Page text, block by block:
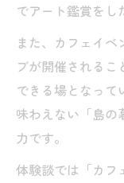
でアート鑑賞をし
また、カフェイ
ブが開催される
できる場となっ
味わえない「島の
力です。
体験談では「カフ